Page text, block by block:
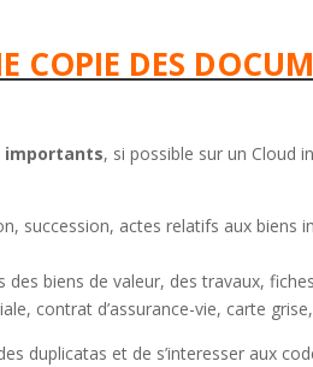
COPIE DES
importants, si possible sur un Cloud
succession, actes relatifs aux biens
des biens de valeur, des travaux,
contrat d’assurance-vie, carte
duplicatas et de s’interesser aux